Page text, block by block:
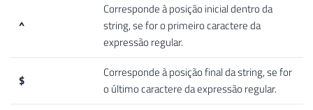
^
Corresponde à posição inicial dentro da
string, se for o primeiro caractere da
expressão regular.
$
Corresponde à posição final da string, se for
o último caractere da expressão regular.